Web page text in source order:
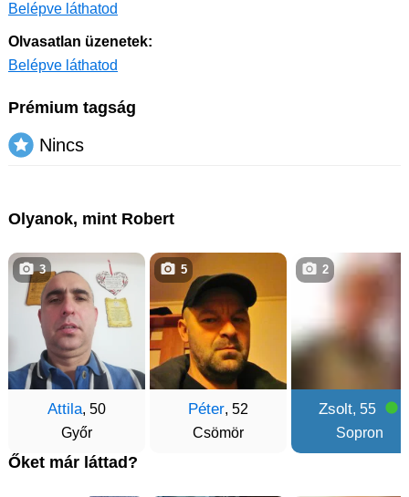
Belépve láthatod
Olvasatlan üzenetek:
Belépve láthatod
Prémium tagság
Nincs
Olyanok, mint Robert
Attila, 50
Győr
3
Péter, 52
Csömör
5
Zsolt, 55
Sopron
2
Őket már láttad?